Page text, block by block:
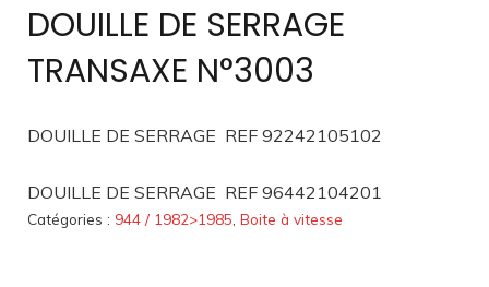
DOUILLE DE SERRAGE
TRANSAXE N°3003
DOUILLE DE SERRAGE REF 92242105102
DOUILLE DE SERRAGE REF 96442104201
Catégories : 944 / 1982>1985 Boite à vitesse